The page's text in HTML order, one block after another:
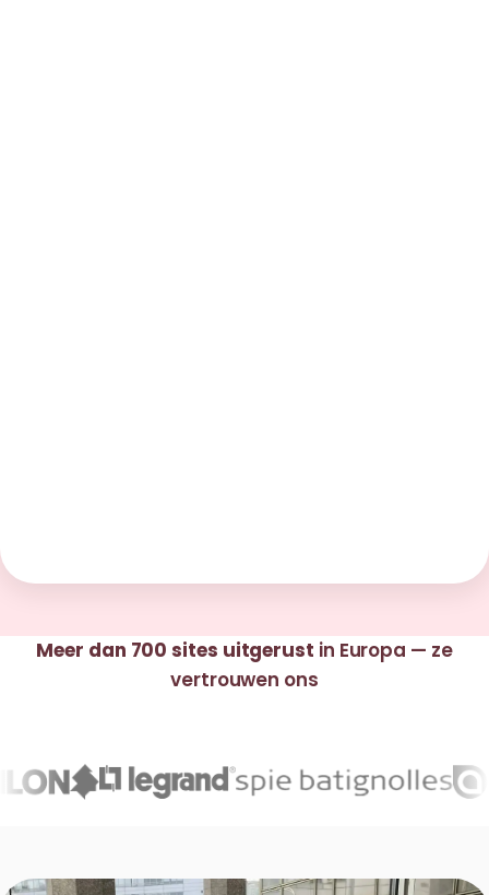
Meer dan 700 sites uitgerust in Europa — ze
vertrouwen ons